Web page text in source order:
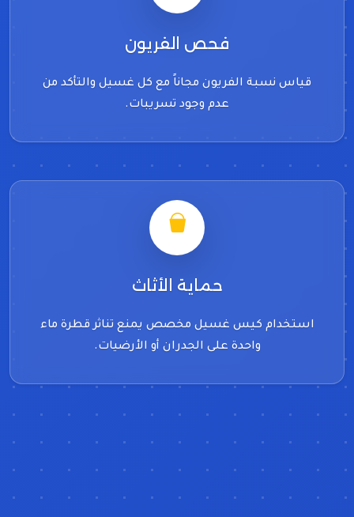
فحص الفريون
قياس نسبة الفريون مجاناً مع كل غسيل والتأكد من
عدم وجود تسريبات.
حماية الأثاث
استخدام كيس غسيل مخصص يمنع تناثر قطرة ماء
واحدة على الجدران أو الأرضيات.